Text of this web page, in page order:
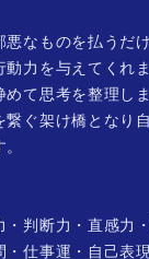
なものを払うだ
力を与えてくれ
て思考を整理し
ぐ架け橋となり
判断力・直感力
仕事運・自己表